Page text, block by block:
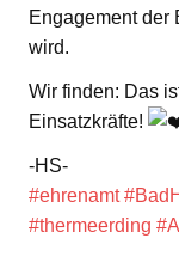
Engagement der
wird.
Wir finden: Das
Einsatzkräfte!
-HS-
#ehrenamt
#thermeerding